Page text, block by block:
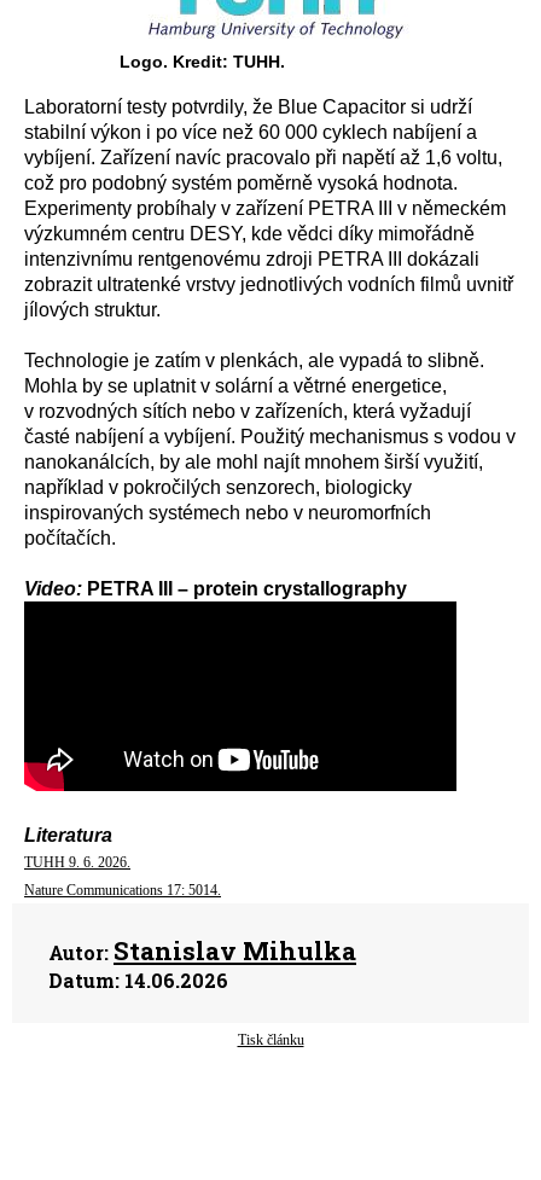
Logo. Kredit: TUHH.
Laboratorní testy potvrdily, že Blue Capacitor si udrží
stabilní výkon i po více než 60 000 cyklech nabíjení a
vybíjení. Zařízení navíc pracovalo při napětí až 1,6 voltu,
což pro podobný systém poměrně vysoká hodnota.
Experimenty probíhaly v zařízení PETRA III v německém
výzkumném centru DESY, kde vědci díky mimořádně
intenzivnímu rentgenovému zdroji PETRA III dokázali
zobrazit ultratenké vrstvy jednotlivých vodních filmů uvnitř
jílových struktur.
Technologie je zatím v plenkách, ale vypadá to slibně.
Mohla by se uplatnit v solární a větrné energetice,
v rozvodných sítích nebo v zařízeních, která vyžadují
časté nabíjení a vybíjení. Použitý mechanismus s vodou v
nanokanálcích, by ale mohl najít mnohem širší využití,
například v pokročilých senzorech, biologicky
inspirovaných systémech nebo v neuromorfních
počítačích.
Video: PETRA III – protein crystallography
Literatura
TUHH 9. 6. 2026.
Nature Communications 17: 5014.
Autor: Stanislav Mihulka
Datum: 14.06.2026
Tisk článku